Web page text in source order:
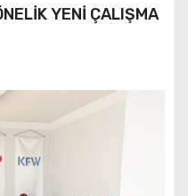
YENİ ÇALIŞMA